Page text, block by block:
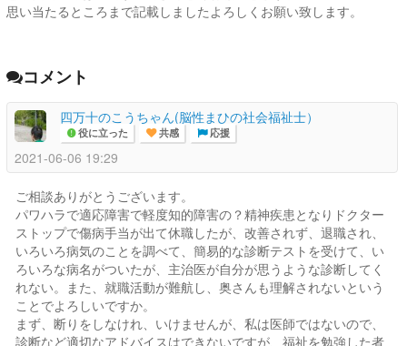
思い当たるところまで記載しましたよろしくお願い致します。
コメント
四万十のこうちゃん(脳性まひの社会福祉士）
役に立った 共感 応援
2021-06-06 19:29
ご相談ありがとうございます。
パワハラで適応障害で軽度知的障害の？精神疾患となりドクター
ストップで傷病手当が出て休職したが、改善されず、退職され、
いろいろ病気のことを調べて、簡易的な診断テストを受けて、い
ろいろな病名がついたが、主治医が自分が思うような診断してく
れない。また、就職活動が難航し、奥さんも理解されないという
ことでよろしいですか。
まず、断りをしなけれ、いけませんが、私は医師ではないので、
診断など適切なアドバイスはできないですが、福祉を勉強した者